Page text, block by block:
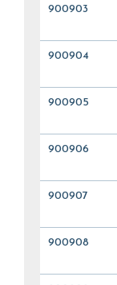
900903
900904
900905
900906
900907
900908